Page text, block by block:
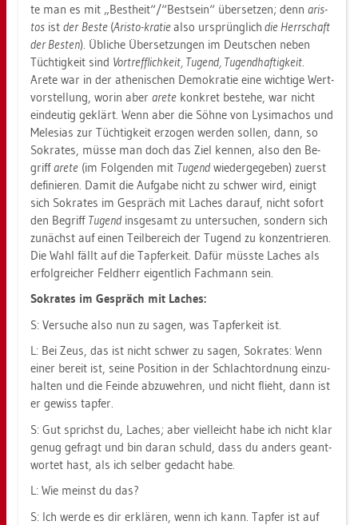
te man es mit „Best­heit“/“Best­sein“ über­set­zen; denn aris­
tos ist der Beste (Aris­to-kra­tiealso ur­sprüng­lich die Herr­schaft
der Bes­ten). Üb­li­che Über­set­zun­gen im Deut­schen neben
Tüch­tig­keit sind Vor­treff­lich­keit, Tu­gend, Tu­gend­haf­tig­keit.
Arete war in der athe­ni­schen De­mo­kra­tie eine wich­ti­ge Wert­
vor­stel­lung, worin aber arete kon­kret be­ste­he, war nicht
ein­deu­tig ge­klärt. Wenn aber die Söhne von Ly­si­ma­chos und
Me­le­si­as zur Tüch­tig­keit er­zo­gen wer­den sol­len, dann, so
So­kra­tes, müsse man doch das Ziel ken­nen, also den Be­
griffarete (im Fol­gen­den mit Tu­gendwie­der­ge­ge­ben) zu­erst
de­fi­nie­ren. Damit die Auf­ga­be nicht zu schwer wird, ei­nigt
sich So­kra­tes im Ge­spräch mit La­ches dar­auf, nicht so­fort
den Be­griff Tu­gendins­ge­samt zu un­ter­su­chen, son­dern sich
zu­nächst auf einen Teil­be­reich der Tu­gend zu kon­zen­trie­ren.
Die Wahl fällt auf die Tap­fer­keit. Dafür müss­te La­ches als
er­folg­rei­cher Feld­herr ei­gent­lich Fach­mann sein.
So­kra­tes im Ge­spräch mit La­ches:
S: Ver­su­che also nun zu sagen, was Tap­fer­keit ist.
L: Bei Zeus, das ist nicht schwer zu sagen, So­kra­tes: Wenn
einer be­reit ist, seine Po­si­ti­on in der Schlacht­ord­nung ein­zu­
hal­ten und die Fein­de ab­zu­weh­ren, und nicht flieht, dann ist
er ge­wiss tap­fer.
S: Gut sprichst du, La­ches; aber viel­leicht habe ich nicht klar
genug ge­fragt und bin daran schuld, dass du an­ders ge­ant­
wor­tet hast, als ich sel­ber ge­dacht habe.
L: Wie meinst du das?
S: Ich werde es dir er­klä­ren, wenn ich kann. Tap­fer ist auf